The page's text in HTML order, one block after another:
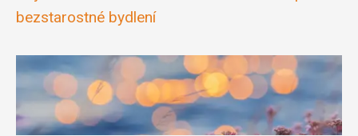
bezstarostné bydlení